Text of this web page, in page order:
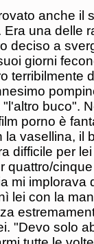
anche il
Era una delle
deciso a
giorni
terribilmente
buco".
porno è
la vasellina, il
difficile per
quattro/
mi implorava
lei con la
"Devo solo